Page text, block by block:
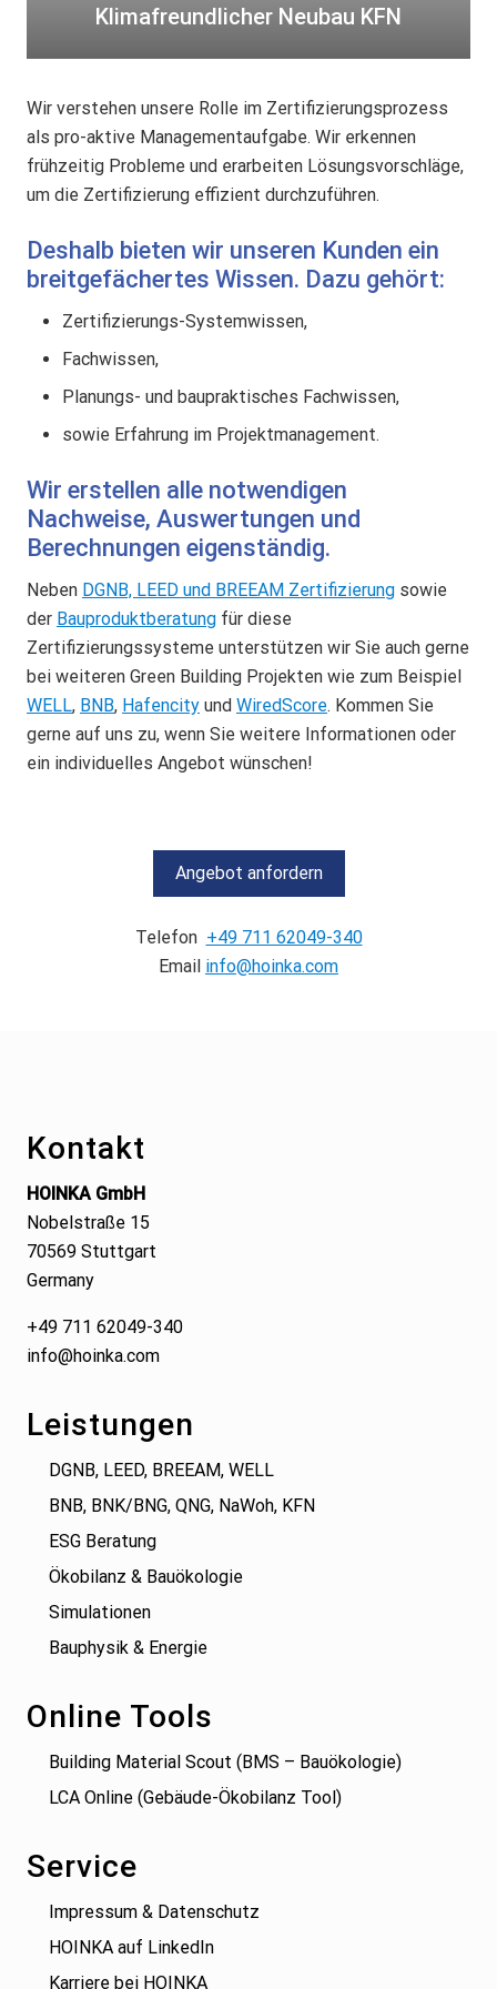
Klimafreundlicher Neubau KFN
d
c
h
e
r
e
u
a
K
N
Wir verstehen unsere Rolle im Zertifizierungsprozess
als pro-aktive Managementaufgabe. Wir erkennen
frühzeitig Probleme und erarbeiten Lösungsvorschläge,
um die Zertifizierung effizient durchzuführen.
Deshalb bieten wir unseren Kunden ein
breitgefächertes Wissen. Dazu gehört:
Zertifizierungs-Systemwissen,
Fachwissen,
Planungs- und baupraktisches Fachwissen,
sowie Erfahrung im Projektmanagement.
Wir erstellen alle notwendigen
Nachweise, Auswertungen und
Berechnungen eigenständig.
Neben DGNB, LEED und BREEAM Zertifizierung sowie
der Bauproduktberatung für diese
Zertifizierungssysteme unterstützen wir Sie auch gerne
bei weiteren Green Building Projekten wie zum Beispiel
WELL, BNB, Hafencity und WiredScore. Kommen Sie
gerne auf uns zu, wenn Sie weitere Informationen oder
ein individuelles Angebot wünschen!
Angebot anfordern
Telefon +49 711 62049-340
Email info@hoinka.com
Kontakt
HOINKA GmbH
Nobelstraße 15
70569 Stuttgart
Germany
+49 711 62049-340
info@hoinka.com
Leistungen
DGNB, LEED, BREEAM, WELL
BNB, BNK/BNG, QNG, NaWoh, KFN
ESG Beratung
Ökobilanz & Bauökologie
Simulationen
Bauphysik & Energie
Online Tools
Building Material Scout (BMS – Bauökologie)
LCA Online (Gebäude-Ökobilanz Tool)
Service
Impressum & Datenschutz
HOINKA auf LinkedIn
Karriere bei HOINKA